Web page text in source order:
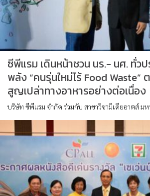
ซีพีแรม เดินหน้าชวน นร.- นศ. ทั่วป
พลัง “คนรุ่นใหม่ไร้ Food Waste”
สูญเปล่าทางอาหารอย่างต่อเนื่อง
บริษัท ซีพีแรม จำกัด ร่วมกับ สาขาวิชามีเดียอาตส์ ม